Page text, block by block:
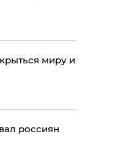
миру и
россиян